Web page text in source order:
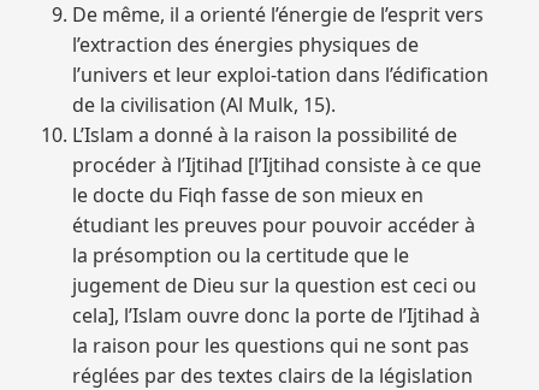
De même, il a orienté l’énergie de l’esprit vers
l’extraction des énergies physiques de
l’univers et leur exploi-tation dans l’édification
de la civilisation (Al Mulk, 15).
L’Islam a donné à la raison la possibilité de
procéder à l’Ijtihad [l’Ijtihad consiste à ce que
le docte du Fiqh fasse de son mieux en
étudiant les preuves pour pouvoir accéder à
la présomption ou la certitude que le
jugement de Dieu sur la question est ceci ou
cela], l’Islam ouvre donc la porte de l’Ijtihad à
la raison pour les questions qui ne sont pas
réglées par des textes clairs de la législation